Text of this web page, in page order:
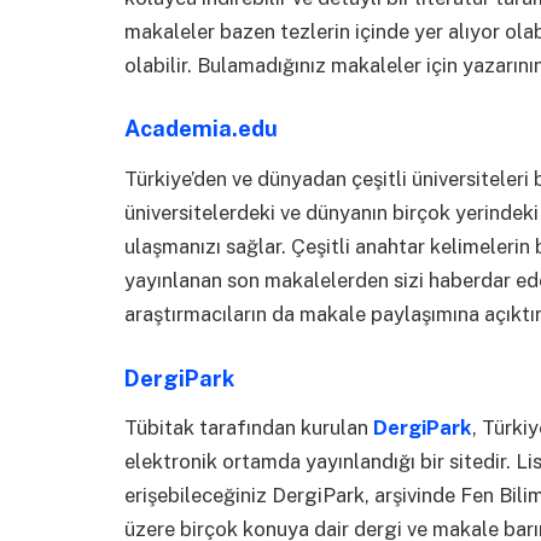
makaleler bazen tezlerin içinde yer alıyor
olabilir. Bulamadığınız makaleler için
Academia.edu
Türkiye’den ve dünyadan çeşitli üniversiteleri
üniversitelerdeki ve dünyanın birçok
ulaşmanızı sağlar. Çeşitli anahtar
yayınlanan son makalelerden sizi haberdar
araştırmacıların da makale paylaşımına
DergiPark
Tübitak tarafından kurulan DergiPark,
elektronik ortamda yayınlandığı bir sitedir.
erişebileceğiniz DergiPark, arşivinde Fen
üzere birçok konuya dair dergi ve makale